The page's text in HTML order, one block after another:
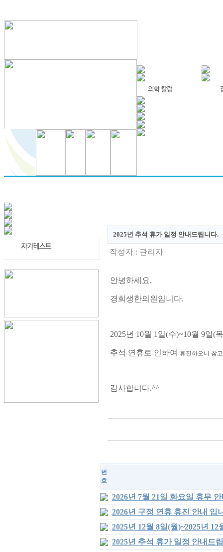
2025년 추석 휴가 일정 안내드립니다.
작성자 : 관리자
안녕하세요.
경희생한의원입니다.
2025년 10월 1일(수)~10월 9일(
추석 연휴로 인하여 휴진하오니 참
감사합니다.^^
번
호
2026년 7월 21일 화요일 휴무
2026년 구정 연휴 휴진 안내 입
2025년 12월 8일(월)~2025년
2025년 추석 휴가 일정 안내드